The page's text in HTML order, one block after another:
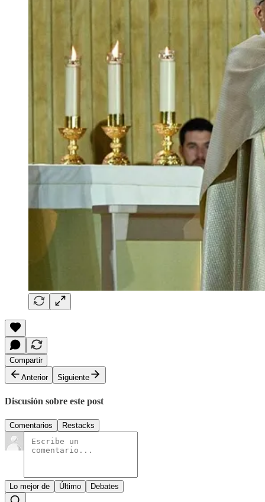
Compartir
Anterior
Siguiente
Discusión sobre este post
Comentarios Restacks
Lo mejor de Último Debates